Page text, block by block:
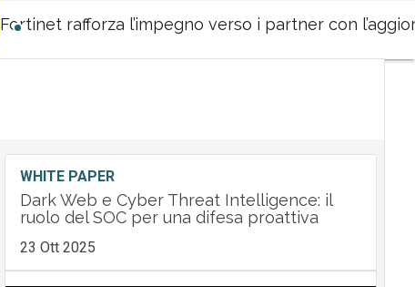
Fortinet rafforza l’impegno verso i partner con
WHITE PAPER
Dark Web e Cyber Threat Intelligence: il
ruolo del SOC per una difesa proattiva
23 Ott 2025